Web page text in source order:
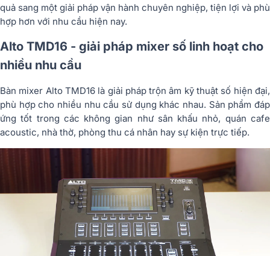
quả sang một giải pháp vận hành chuyên nghiệp, tiện lợi và phù
hợp hơn với nhu cầu hiện nay.
Alto TMD16 - giải pháp mixer số linh hoạt cho
nhiều nhu cầu
Bàn mixer Alto TMD16 là giải pháp trộn âm kỹ thuật số hiện đại,
phù hợp cho nhiều nhu cầu sử dụng khác nhau. Sản phẩm đáp
ứng tốt trong các không gian như sân khấu nhỏ, quán cafe
acoustic, nhà thờ, phòng thu cá nhân hay sự kiện trực tiếp.